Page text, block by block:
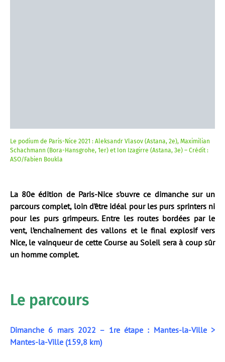
Le podium de Paris-Nice 2021 : Aleksandr Vlasov (Astana, 2e), Maximilian
Schachmann (Bora-Hansgrohe, 1er) et Ion Izagirre (Astana, 3e) – Crédit :
ASO/Fabien Boukla
La 80e édition de Paris-Nice s’ouvre ce dimanche sur un
parcours complet, loin d’être idéal pour les purs sprinters ni
pour les purs grimpeurs. Entre les routes bordées par le
vent, l’enchaînement des vallons et le final explosif vers
Nice, le vainqueur de cette Course au Soleil sera à coup sûr
un homme complet.
Le parcours
Dimanche 6 mars 2022 – 1re étape : Mantes-la-Ville >
Mantes-la-Ville (159,8 km)